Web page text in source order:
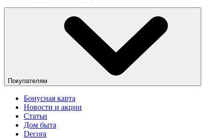
Покупателям
Бонусная карта
Новости и акции
Статьи
Дом быта
Decora